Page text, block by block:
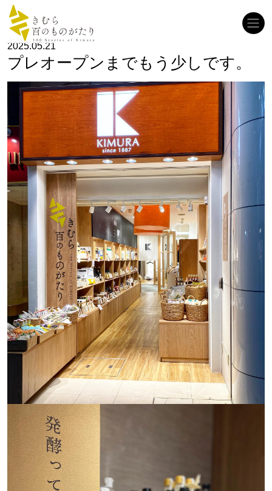
コンテンツへスキップ
メインナビゲーション
2025.05.21
プレオープンまでもう少しです。